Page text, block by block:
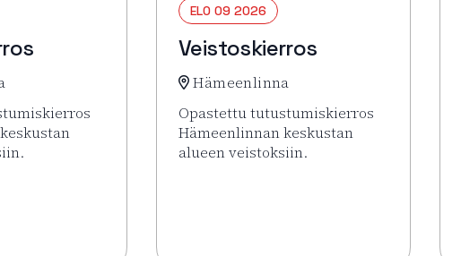
ELO 09 2026
Veistoskierros
Hämeenlinna
Opastettu tutustumiskierros
Hämeenlinnan keskustan
alueen veistoksiin.